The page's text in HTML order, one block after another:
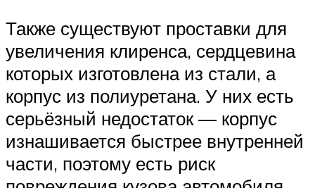
Также существуют проставки для
увеличения клиренса, сердцевина
которых изготовлена из стали, а
корпус из полиуретана. У них есть
серьёзный недостаток — корпус
изнашивается быстрее внутренней
части, поэтому есть риск